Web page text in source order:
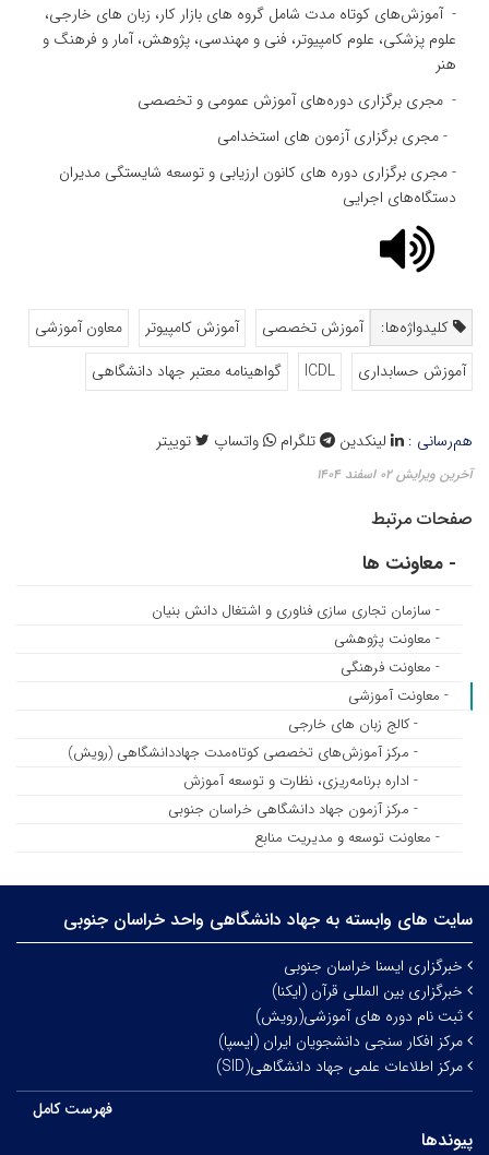
- آموزش‌های کوتاه مدت شامل گروه های بازار کار، زبان های خارجی،
علوم پزشکی، علوم کامپیوتر، فنی و مهندسی، پژوهش، آمار و فرهنگ و
هنر
- مجری برگزاری دوره‌های آموزش عمومی و تخصصی
- مجری برگزاری آزمون های استخدامی
- مجری برگزاری دوره های کانون ارزیابی و توسعه شایستگی مدیران
دستگاه‌های اجرایی
کلیدواژه‌ها: آموزش تخصصی آموزش کامپیوتر
معاون آموزشی
آموزش حسابداری
ICDL گواهینامه معتبر جهاد دانشگاهی
هم‌رسانی : لینکدین تلگرام واتساپ توییتر
آخرین ویرایش ۰۲ اسفند ۱۴۰۴
صفحات مرتبط
- معاونت ها
- سازمان تجاری سازی فناوری و اشتغال دانش بنیان
- معاونت پژوهشی
- معاونت فرهنگی
- معاونت آموزشی
- کالج زبان های خارجی
- مرکز آموزش‌های تخصصی کوتاه‌مدت جهاددانشگاهی (رویش)
- اداره برنامه‌ریزی، نظارت و توسعه آموزش
- مرکز آزمون جهاد دانشگاهی خراسان جنوبی
- معاونت توسعه و مدیریت منابع
سایت های وابسته به جهاد دانشگاهی واحد خراسان جنوبی
خبرگزاری ایسنا خراسان جنوبی
خبرگزاری بین المللی قرآن (ایکنا)
ثبت نام دوره های آموزشی(رویش)
مرکز افکار سنجی دانشجویان ایران (ایسپا)
مرکز اطلاعات علمی جهاد دانشگاهی(SID)
فهرست کامل
پیوندها